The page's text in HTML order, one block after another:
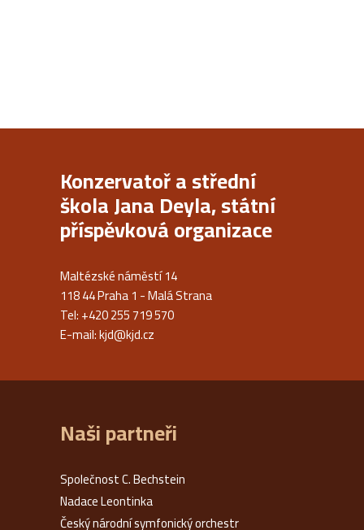
Konzervatoř a střední
škola Jana Deyla, státní
příspěvková organizace
Maltézské náměstí 14
118 44 Praha 1 - Malá Strana
Tel: +420 255 719 570
E-mail:kjd@kjd.cz
Naši partneři
Společnost C. Bechstein
Nadace Leontinka
Český národní symfonický orchestr